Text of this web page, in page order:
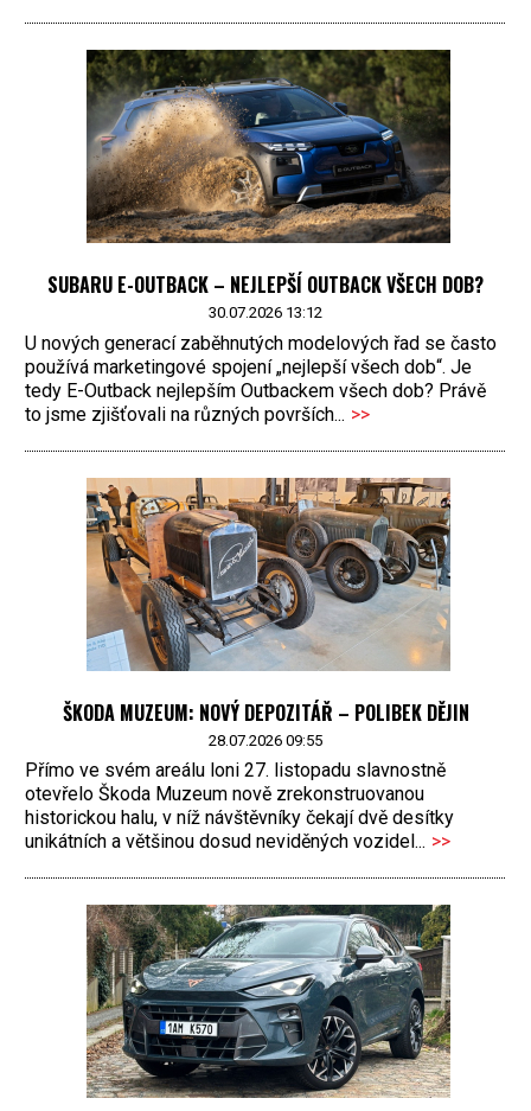
SUBARU E-OUTBACK – NEJLEPŠÍ OUTBACK VŠECH DOB?
30.07.2026 13:12
U nových generací zaběhnutých modelových řad se často
používá marketingové spojení „nejlepší všech dob“. Je
tedy E-Outback nejlepším Outbackem všech dob? Právě
to jsme zjišťovali na různých površích... >>
ŠKODA MUZEUM: NOVÝ DEPOZITÁŘ – POLIBEK DĚJIN
28.07.2026 09:55
Přímo ve svém areálu loni 27. listopadu slavnostně
otevřelo Škoda Muzeum nově zrekonstruovanou
historickou halu, v níž návštěvníky čekají dvě desítky
unikátních a většinou dosud neviděných vozidel... >>